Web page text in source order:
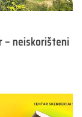
– neiskorišteni